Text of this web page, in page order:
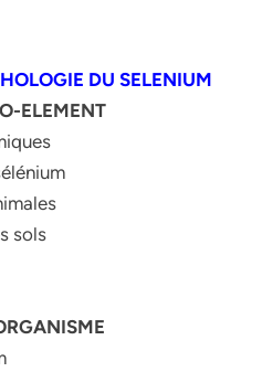
DU SELENIUM
ELEMENT
sols